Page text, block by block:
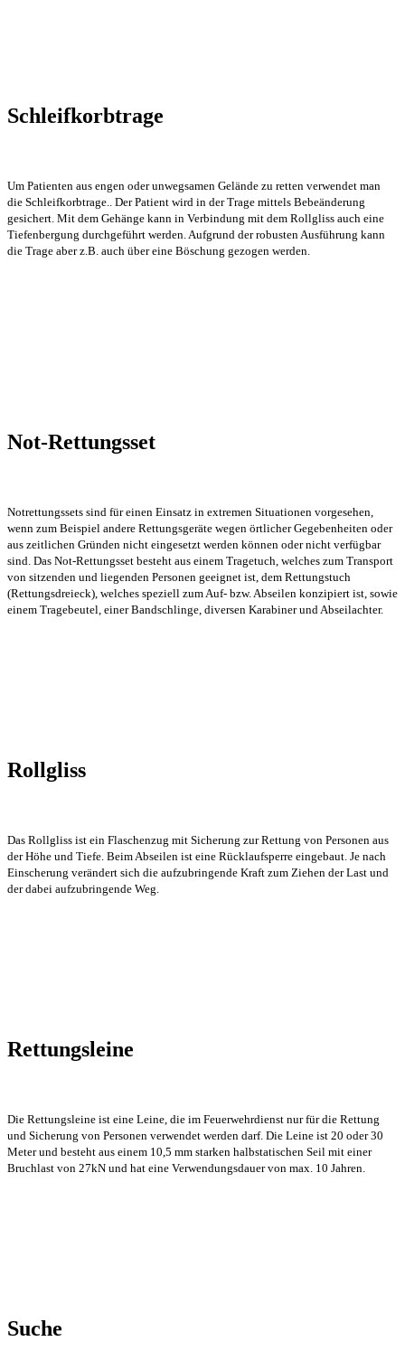
Schleifkorbtrage
Um Patienten aus engen oder unwegsamen Gelände zu retten verwendet man
die Schleifkorbtrage.. Der Patient wird in der Trage mittels Bebeänderung
gesichert. Mit dem Gehänge kann in Verbindung mit dem Rollgliss auch eine
Tiefenbergung durchgeführt werden. Aufgrund der robusten Ausführung kann
die Trage aber z.B. auch über eine Böschung gezogen werden.
Not-Rettungsset
Notrettungssets sind für einen Einsatz in extremen Situationen vorgesehen,
wenn zum Beispiel andere Rettungsgeräte wegen örtlicher Gegebenheiten oder
aus zeitlichen Gründen nicht eingesetzt werden können oder nicht verfügbar
sind. Das Not-Rettungsset besteht aus einem Tragetuch, welches zum Transport
von sitzenden und liegenden Personen geeignet ist, dem Rettungstuch
(Rettungsdreieck), welches speziell zum Auf- bzw. Abseilen konzipiert ist, sowie
einem Tragebeutel, einer Bandschlinge, diversen Karabiner und Abseilachter.
Rollgliss
Das Rollgliss ist ein Flaschenzug mit Sicherung zur Rettung von Personen aus
der Höhe und Tiefe. Beim Abseilen ist eine Rücklaufsperre eingebaut. Je nach
Einscherung verändert sich die aufzubringende Kraft zum Ziehen der Last und
der dabei aufzubringende Weg.
Rettungsleine
Die Rettungsleine ist eine Leine, die im Feuerwehrdienst nur für die Rettung
und Sicherung von Personen verwendet werden darf. Die Leine ist 20 oder 30
Meter und besteht aus einem 10,5 mm starken halbstatischen Seil mit einer
Bruchlast von 27kN und hat eine Verwendungsdauer von max. 10 Jahren.
Suche